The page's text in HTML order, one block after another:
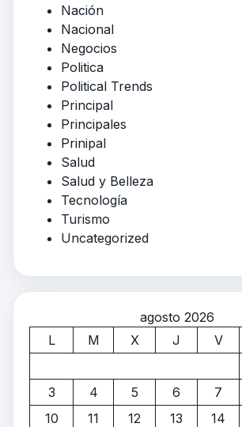
Nación
Nacional
Negocios
Politica
Political Trends
Principal
Principales
Prinipal
Salud
Salud y Belleza
Tecnología
Turismo
Uncategorized
agosto 2026
L
M X J V
3
4 5 6 7
10
11 12 13 14